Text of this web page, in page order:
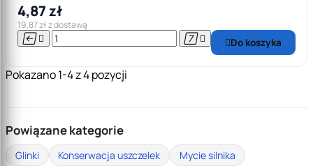
4,87 zł
19,87 zł z dostawą
    Do koszyka
Pokazano 1-4 z 4 pozycji
Powiązane kategorie
Glinki Konserwacja uszczelek
Mycie silnika